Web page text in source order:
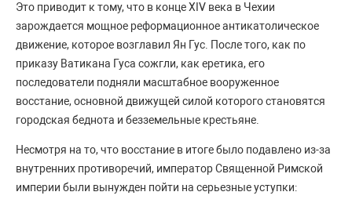
Это приводит к тому, что в конце XIV века в Чехии
зарождается мощное реформационное антикатолическое
движение, которое возглавил Ян Гус. После того, как по
приказу Ватикана Гуса сожгли, как еретика, его
последователи подняли масштабное вооруженное
восстание, основной движущей силой которого становятся
городская беднота и безземельные крестьяне.
Несмотря на то, что восстание в итоге было подавлено из-за
внутренних противоречий, император Священной Римской
империи были вынужден пойти на серьезные уступки: